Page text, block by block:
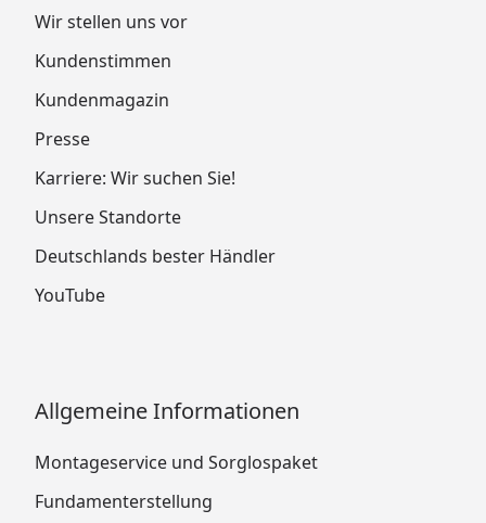
Wir stellen uns vor
Kundenstimmen
Kundenmagazin
Presse
Karriere: Wir suchen Sie!
Unsere Standorte
Deutschlands bester Händler
YouTube
Allgemeine Informationen
Montageservice und Sorglospaket
Fundamenterstellung